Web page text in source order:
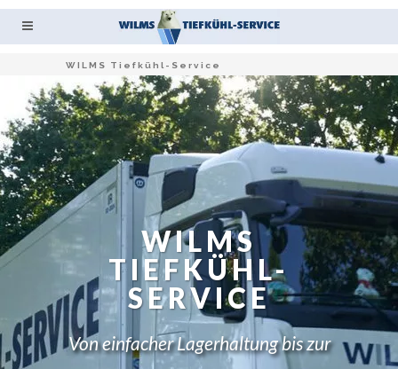
WILMS Tiefkühl-Service
WILMS
TIEFKÜHL-
SERVICE
Von einfacher Lagerhaltung bis zur